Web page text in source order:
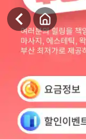
두피 마사지로 스트